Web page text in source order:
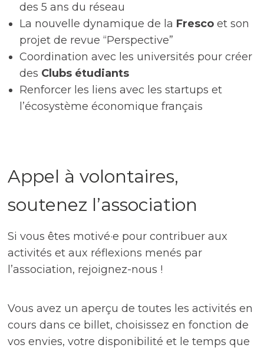
des 5 ans du réseau
La nouvelle dynamique de la Fresco et son
projet de revue “Perspective”
Coordination avec les universités pour créer
des Clubs étudiants
Renforcer les liens avec les startups et
l’écosystème économique français
Appel à volontaires,
soutenez l’association
Si vous êtes motivé·e pour contribuer aux
activités et aux réflexions menés par
l’association, rejoignez-nous !
Vous avez un aperçu de toutes les activités en
cours dans ce billet, choisissez en fonction de
vos envies, votre disponibilité et le temps que